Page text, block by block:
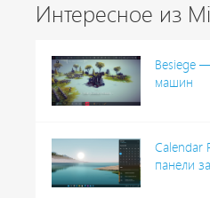
Интересное из
Besiege
машин
Calendar
панели